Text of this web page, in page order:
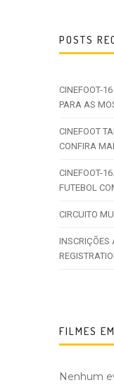
POSTS
CINEFOOT-
PARA AS
CINEFOOT
CONFIRA
CINEFOOT-
FUTEBOL
CIRCUITO
INSCRIÇÕES
FILMES
Nenhum